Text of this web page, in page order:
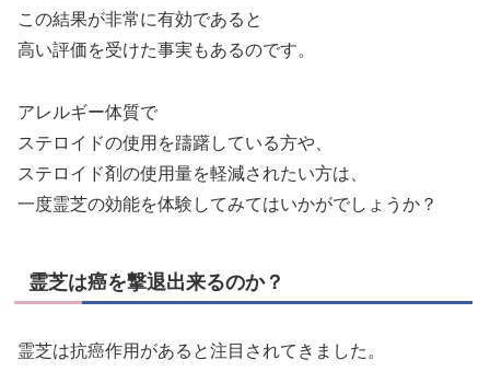
この結果が非常に有効であると
高い評価を受けた事実もあるのです。
アレルギー体質で
ステロイドの使用を躊躇している方や、
ステロイド剤の使用量を軽減されたい方は、
一度霊芝の効能を体験してみてはいかがでしょうか？
霊芝は癌を撃退出来るのか？
霊芝は抗癌作用があると注目されてきました。